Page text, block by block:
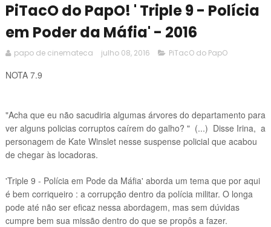
PiTacO do PapO! ' Triple 9 - Polícia
em Poder da Máfia' - 2016
papo de cinemateca julho 08, 2016 PiTacO do PapO
NOTA 7.9
"Acha que eu não sacudiria algumas árvores do departamento para
ver alguns policias corruptos caírem do galho? " (...) Disse Irina, a
personagem de Kate Winslet nesse suspense policial que acabou
de chegar às locadoras.
'Triple 9 - Polícia em Pode da Máfia' aborda um tema que por aqui
é bem corriqueiro : a corrupção dentro da polícia militar. O longa
pode até não ser eficaz nessa abordagem, mas sem dúvidas
cumpre bem sua missão dentro do que se propôs a fazer.